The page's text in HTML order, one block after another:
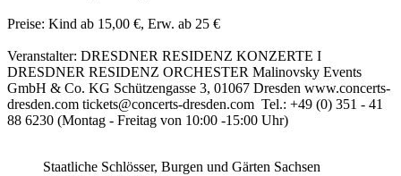
Preise: Kind ab 15,00 €, Erw. ab 25 €
Veranstalter: DRESDNER RESIDENZ KONZERTE I
DRESDNER RESIDENZ ORCHESTER Malinovsky Events
GmbH & Co. KG Schützengasse 3, 01067 Dresden www.concerts-
dresden.com tickets@concerts-dresden.com Tel.: +49 (0) 351 - 41
88 6230 (Montag - Freitag von 10:00 -15:00 Uhr)
Staatliche Schlösser, Burgen und Gärten Sachsen